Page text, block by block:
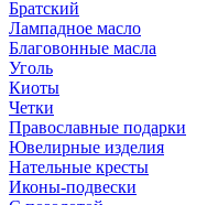
Братский
Лампадное масло
Благовонные масла
Уголь
Киоты
Четки
Православные подарки
Ювелирные изделия
Нательные кресты
Иконы-подвески